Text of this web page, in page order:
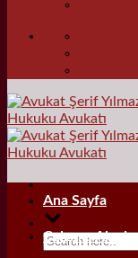
Ana Sayfa
Çalışma